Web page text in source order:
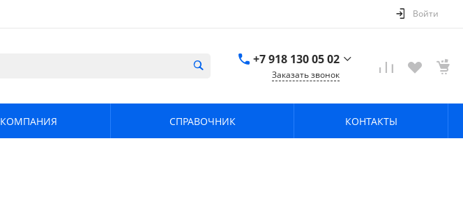
Войти
+7 918 130 05 02
Заказать звонок
КОМПАНИЯ СПРАВОЧНИК КОНТАКТЫ